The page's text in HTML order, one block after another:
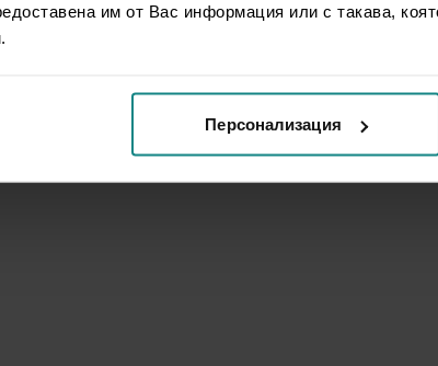
им от Вас информация или с такава,
Персонализация